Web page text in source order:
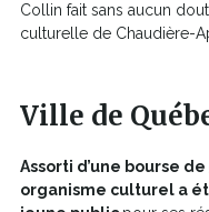
Collin fait sans aucun
culturelle de Chaudière-
Ville de
Assorti d’une bourse
organisme culturel a